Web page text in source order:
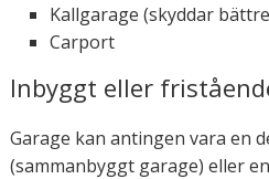
Kallgarage (skyddar
Carport
Inbyggt eller
Garage kan antingen vara en
(sammanbyggt garage) eller